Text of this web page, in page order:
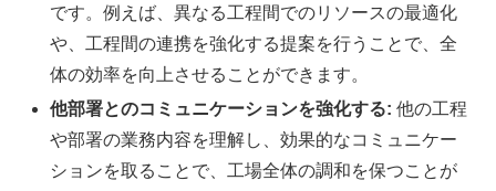
です。例えば、異なる工程間でのリソースの最適化
や、工程間の連携を強化する提案を行うことで、全
体の効率を向上させることができます。
他部署とのコミュニケーションを強化する: 他の工程
や部署の業務内容を理解し、効果的なコミュニケー
ションを取ることで、工場全体の調和を保つことが